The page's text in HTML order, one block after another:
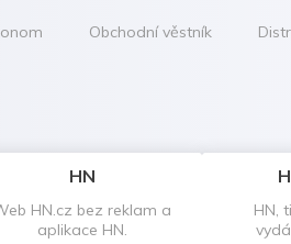
Obchodní věstník
HN
HN.cz bez reklam a
aplikace HN.
HN,